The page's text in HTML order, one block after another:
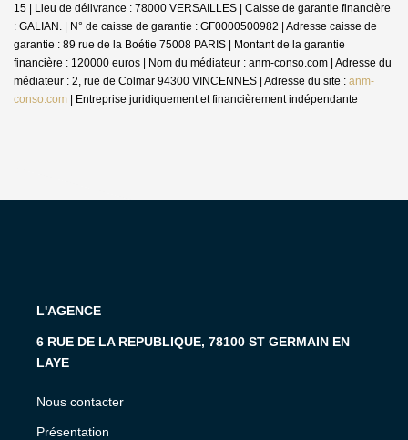
15 | Lieu de délivrance : 78000 VERSAILLES | Caisse de garantie financière
: GALIAN. | N° de caisse de garantie : GF0000500982 | Adresse caisse de
garantie : 89 rue de la Boétie 75008 PARIS | Montant de la garantie
financière : 120000 euros | Nom du médiateur : anm-conso.com | Adresse du
médiateur : 2, rue de Colmar 94300 VINCENNES | Adresse du site : anm-
conso.com | Entreprise juridiquement et financièrement indépendante
L'AGENCE
6 RUE DE LA REPUBLIQUE, 78100 ST GERMAIN EN
LAYE
Nous contacter
Présentation